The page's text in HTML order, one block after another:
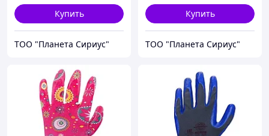
Купить
ТОО "Планета Сириус"
Купить
ТОО "Планета Сириус"